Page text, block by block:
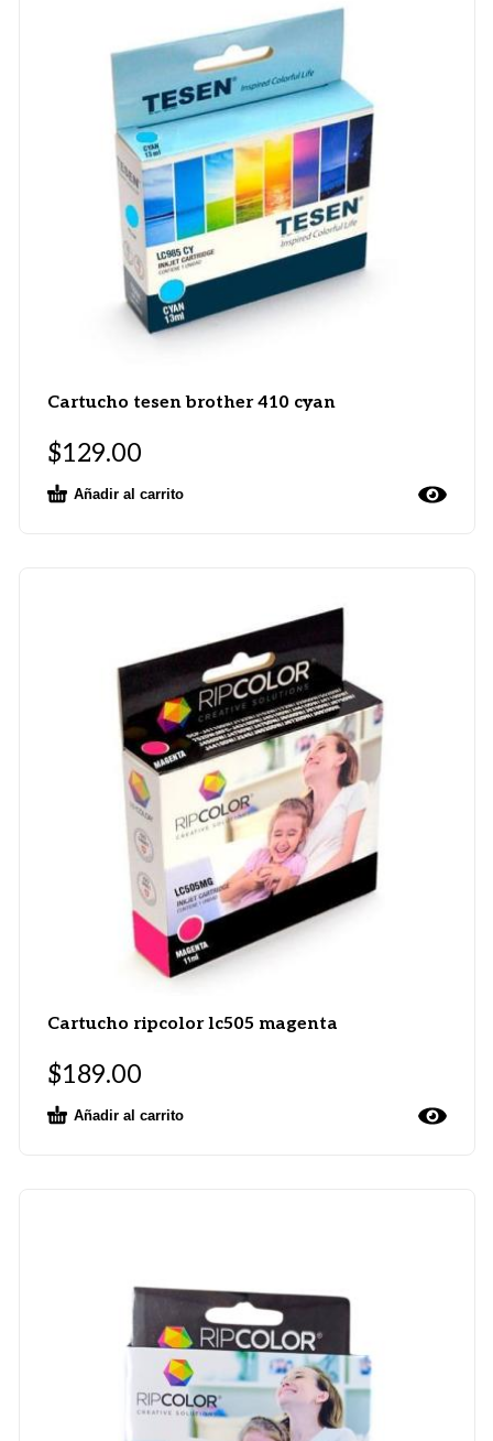
Cartucho tesen brother 410 cyan
$129.00
Añadir al carrito
Cartucho ripcolor lc505 magenta
$189.00
Añadir al carrito